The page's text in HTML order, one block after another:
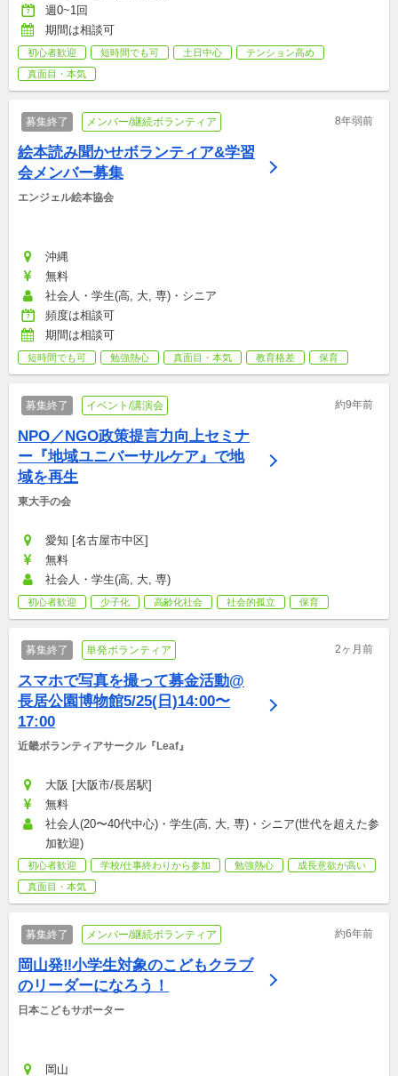
週0~1回
期間は相談可
初心者歓迎 短時間でも可 土日中心
テンション高め
真面目・本気
募集終了 メンバー/継続ボランティア 8年弱前
絵本読み聞かせボランティア&学習
会メンバー募集
エンジェル絵本協会
沖縄
無料
社会人・学生(高, 大, 専)・シニア
頻度は相談可
期間は相談可
短時間でも可 勉強熱心 真面目・本気 教育格差 保育
募集終了 イベント/講演会 約9年前
NPO／NGO政策提言力向上セミナ
ー『地域ユニバーサルケア』で地
域を再生
東大手の会
愛知 [名古屋市中区]
無料
社会人・学生(高, 大, 専)
初心者歓迎 少子化 高齢化社会 社会的孤立 保育
募集終了 単発ボランティア 2ヶ月前
スマホで写真を撮って募金活動@
長居公園博物館5/25(日)14:00〜
17:00
近畿ボランティアサークル『Leaf』
大阪 [大阪市/長居駅]
無料
社会人(20〜40代中心)・学生(高, 大, 専)・シニア(世代を超えた参
加歓迎)
初心者歓迎 学校/仕事終わりから参加 勉強熱心
成長意欲が高い
真面目・本気
募集終了 メンバー/継続ボランティア 約6年前
岡山発‼︎小学生対象のこどもクラブ
のリーダーになろう！
日本こどもサポーター
岡山